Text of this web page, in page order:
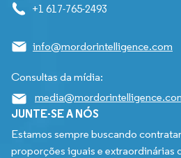
+1 617-765-2493
info@mordorintelligence.com
Consultas da mídia:
JUNTE-SE A NÓS
Estamos sempre buscando
proporções iguais e extraordinárias